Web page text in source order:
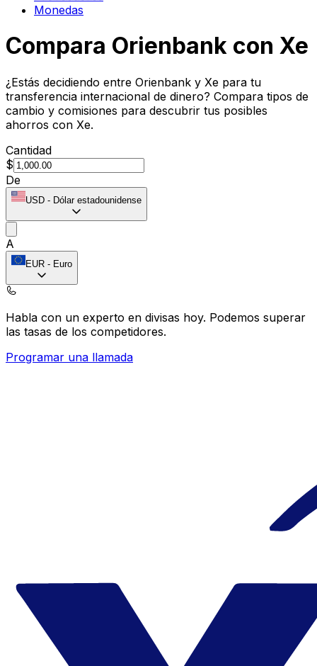
Monedas
Compara Orienbank con Xe
¿Estás decidiendo entre Orienbank y Xe para tu
transferencia internacional de dinero? Compara tipos de
cambio y comisiones para descubrir tus posibles
ahorros con Xe.
Cantidad
$
De
USD - Dólar estadounidense
A
EUR - Euro
Habla con un experto en divisas hoy. Podemos superar
las tasas de los competidores.
Programar una llamada